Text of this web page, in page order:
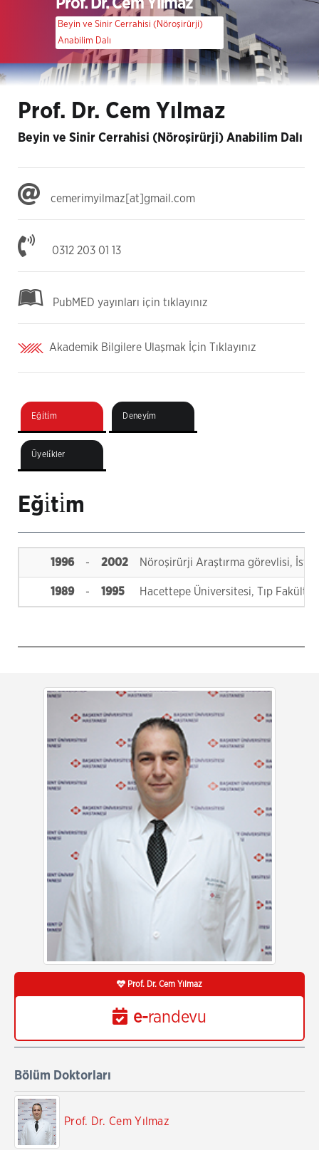
Prof. Dr. Cem Yılmaz
Beyin ve Sinir Cerrahisi (Nöroşirürji)
Anabilim Dalı
Prof. Dr. Cem Yılmaz
Beyin ve Sinir Cerrahisi (Nöroşirürji) Anabilim Dalı
cemerimyilmaz[at]gmail.com
0312 203 01 13
PubMED yayınları için tıklayınız
Akademik Bilgilere Ulaşmak İçin Tıklayınız
Eği̇ti̇m Deneyi̇m
Üyeli̇kler
Eği̇ti̇m
1996 - 2002 Nöroşirürji Araştırma görevlisi,
1989 - 1995 Hacettepe Üniversitesi, Tıp
Prof. Dr. Cem Yılmaz
e-randevu
Bölüm Doktorları
Prof. Dr. Cem Yılmaz